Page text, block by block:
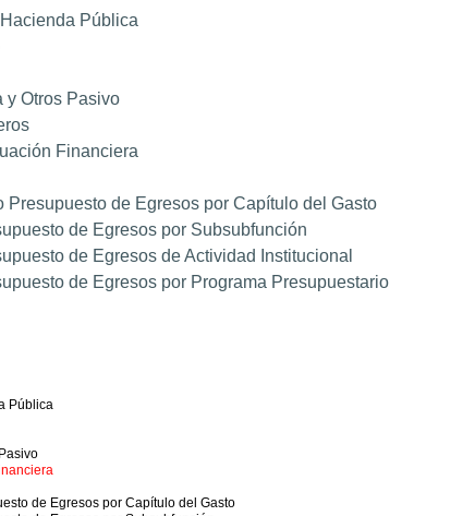
Pública
y Otros Pasivo
Financiera
Presupuesto de Egresos por Capítulo del Gasto
de Egresos por Subsubfunción
de Egresos de Actividad Institucional
de Egresos por Programa Presupuestario
Pública
de Egresos por Capítulo del Gasto